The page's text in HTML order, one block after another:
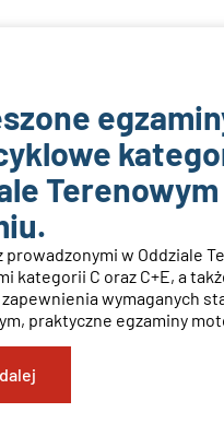
prowadzonymi w Oddziale
kategorii C oraz C+E, a
wymaganych
praktyczne egzaminy